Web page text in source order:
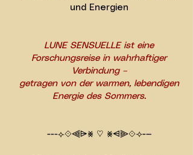
und Energien
LUNE SENSUELLE ist eine
Forschungsreise in wahrhaftiger
Verbindung –
getragen von der warmen, lebendigen
Energie des Sommers.
---⟣⟐⫷⩥⨳ ♡ ⨳⩤⫸⟐⟢-—